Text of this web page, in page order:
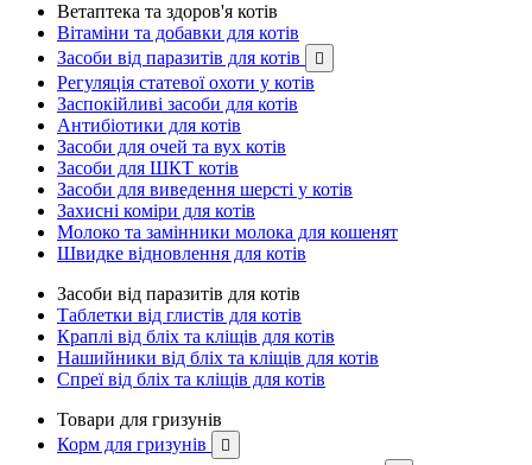
Ветаптека та здоров'я котів
Вітаміни та добавки для котів
Засоби від паразитів для котів

Регуляція статевої охоти у котів
Заспокійливі засоби для котів
Антибіотики для котів
Засоби для очей та вух котів
Засоби для ШКТ котів
Засоби для виведення шерсті у котів
Захисні коміри для котів
Молоко та замінники молока для кошенят
Швидке відновлення для котів
Засоби від паразитів для котів
Таблетки від глистів для котів
Краплі від бліх та кліщів для котів
Нашийники від бліх та кліщів для котів
Спреї від бліх та кліщів для котів
Товари для гризунів
Корм для гризунів
